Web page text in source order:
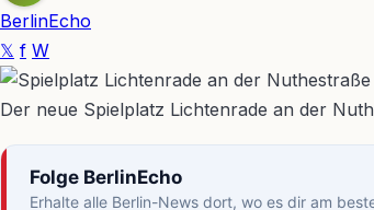
BerlinEcho
𝕏 f W
Der neue Spielplatz Lichtenrade an der
Folge BerlinEcho
Erhalte alle Berlin-News dort, wo es dir am